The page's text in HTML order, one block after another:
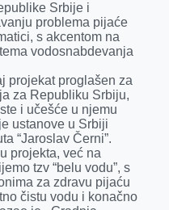
Srbije i
problema pijaće
s akcentom na
vodosnabdevanja
projekat proglašen za
za Republiku Srbiju,
i učešće u njemu
ustanove u Srbiji
“Jaroslav Černi”.
projekta, već na
tzv “belu vodu”, s
za zdravu pijaću
čistu vodu i konačno